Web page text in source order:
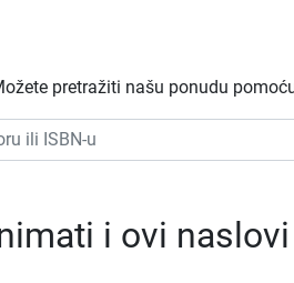
pretražiti našu ponudu
i ovi naslovi